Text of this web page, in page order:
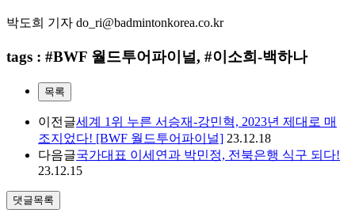
박도희 기자 do_ri@badmintonkorea.co.kr
tags : #BWF 월드투어파이널, #이소희-백하나
목록
이전글세계 1위 누른 서승재-강민혁, 2023년 제대로 매
조지었다! [BWF 월드투어파이널] 23.12.18
다음글국가대표 이세연과 박민정, 전북은행 식구 되다!
23.12.15
댓글목록